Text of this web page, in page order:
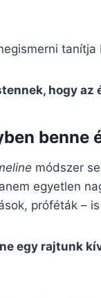
hogy az
benne
módszer
egyetlen
próféták –
egy rajtunk